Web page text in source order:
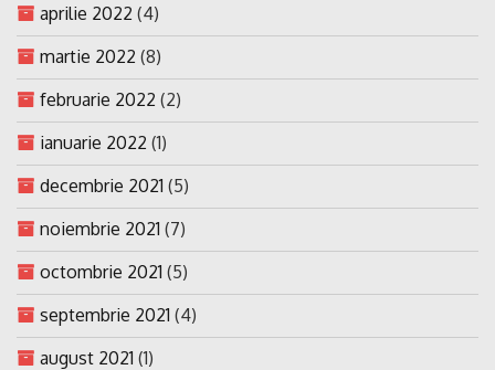
aprilie 2022 (4)
martie 2022 (8)
februarie 2022 (2)
ianuarie 2022 (1)
decembrie 2021 (5)
noiembrie 2021 (7)
octombrie 2021 (5)
septembrie 2021 (4)
august 2021 (1)